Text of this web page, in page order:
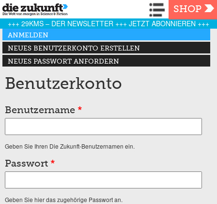
Navigation
SHOP
+++ 29KMS – DER NEWSLETTER +++ JETZT ABONNIEREN +++
Haupt-Reiter
ANMELDEN
(AKTIVER REITER)
NEUES BENUTZERKONTO ERSTELLEN
NEUES PASSWORT ANFORDERN
Benutzerkonto
Benutzername *
Geben Sie Ihren Die Zukunft-Benutzernamen ein.
Passwort *
Geben Sie hier das zugehörige Passwort an.